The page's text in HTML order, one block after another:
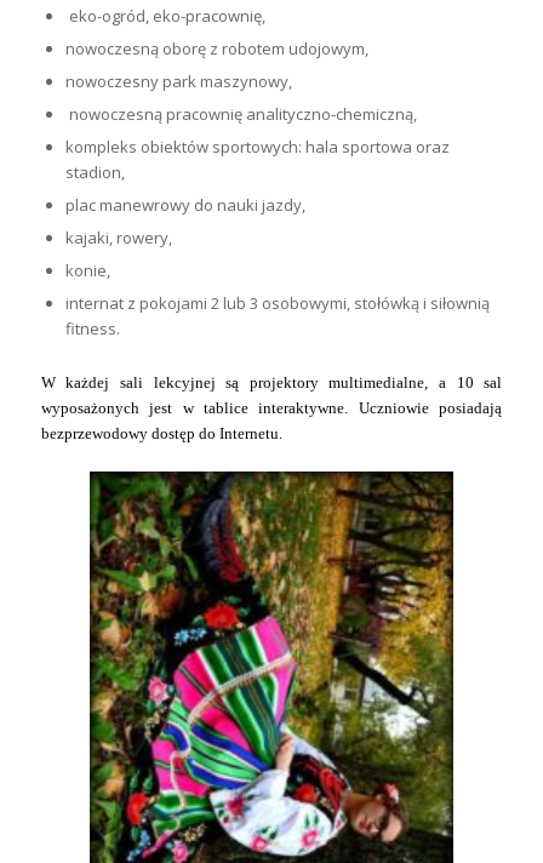
eko-ogród, eko-pracownię,
nowoczesną oborę z robotem udojowym,
nowoczesny park maszynowy,
nowoczesną pracownię analityczno-chemiczną,
kompleks obiektów sportowych: hala sportowa oraz
stadion,
plac manewrowy do nauki jazdy,
kajaki, rowery,
konie,
internat z pokojami 2 lub 3 osobowymi, stołówką i siłownią
fitness.
W każdej sali lekcyjnej są projektory multimedialne, a 10 sal
wyposażonych jest w tablice interaktywne. Uczniowie posiadają
bezprzewodowy dostęp do Internetu.